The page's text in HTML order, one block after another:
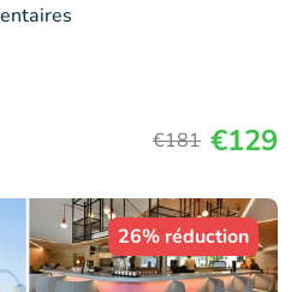
€181 €129
26% réduction